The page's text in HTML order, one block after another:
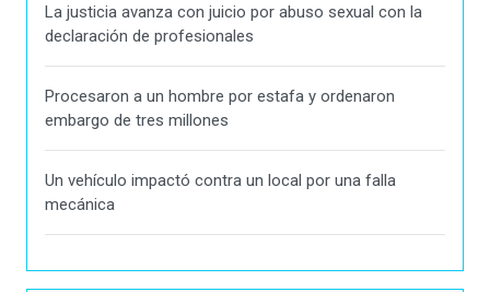
La justicia avanza con juicio por abuso sexual con la
declaración de profesionales
Procesaron a un hombre por estafa y ordenaron
embargo de tres millones
Un vehículo impactó contra un local por una falla
mecánica